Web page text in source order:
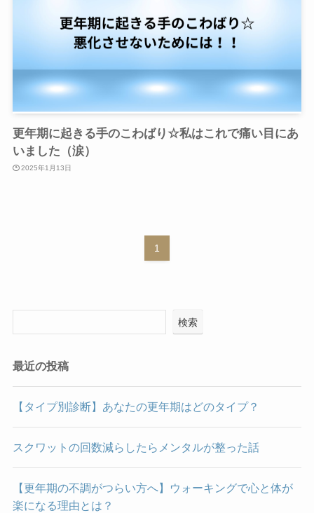
更年期に起きる手のこわばり☆私はこれで痛い目にあ
いました（涙）
2025年1月13日
1
検索
最近の投稿
【タイプ別診断】あなたの更年期はどのタイプ？
スクワットの回数減らしたらメンタルが整った話
【更年期の不調がつらい方へ】ウォーキングで心と体が
楽になる理由とは？